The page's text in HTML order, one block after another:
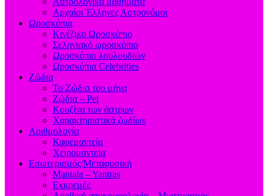
Aρχαίοι Έλληνες Αστρονόμοι
Ωροσκόπια
Κινέζικο Ωροσκόπιο
Σεληνιακό ωροσκόπιο
Ωροσκόπιο λουλουδιών
Ωροσκόπια Celebrities
Ζώδια
Το Ζώδιο του μήνα
Ζώδια – Pet
Κουζίνα των άστρων
Χαρακτηριστικά ζωδίων
Αριθμολογία
Καφεμαντεία
Χειρομαντεία
Εσωτερισμός/Μεταφυσική
Mantala – Yantras
Εκκρεμές